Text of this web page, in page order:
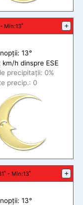
Min:13˚ +
13°
km/h dinspre ESE
precipitații: 0%
precip.: 0
- Min:13˚ +
13°